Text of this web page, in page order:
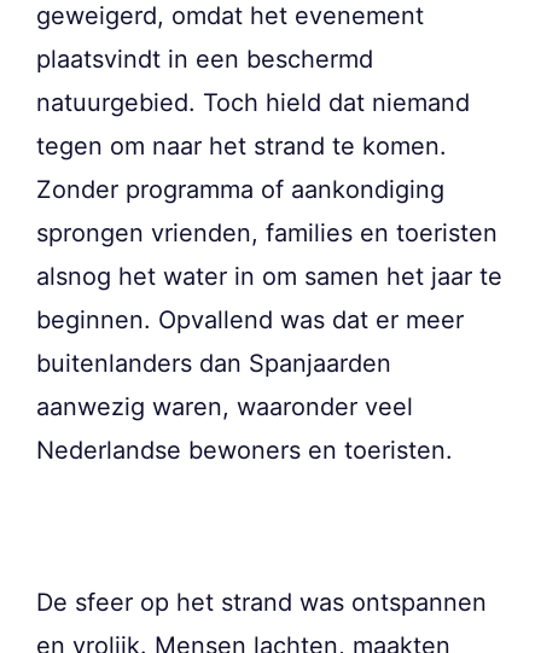
geweigerd, omdat het evenement
plaatsvindt in een beschermd
natuurgebied. Toch hield dat niemand
tegen om naar het strand te komen.
Zonder programma of aankondiging
sprongen vrienden, families en toeristen
alsnog het water in om samen het jaar te
beginnen. Opvallend was dat er meer
buitenlanders dan Spanjaarden
aanwezig waren, waaronder veel
Nederlandse bewoners en toeristen.
De sfeer op het strand was ontspannen
en vrolijk. Mensen lachten, maakten